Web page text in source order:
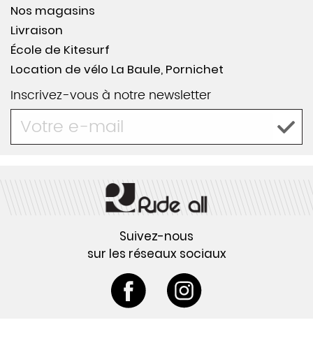
Nos magasins
Livraison
École de Kitesurf
Location de vélo La Baule, Pornichet
Inscrivez-vous à notre newsletter
Suivez-nous
sur les réseaux sociaux